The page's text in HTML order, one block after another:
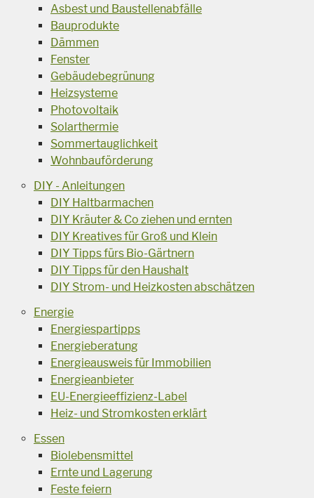
Asbest und Baustellenabfälle
Bauprodukte
Dämmen
Fenster
Gebäudebegrünung
Heizsysteme
Photovoltaik
Solarthermie
Sommertauglichkeit
Wohnbauförderung
DIY - Anleitungen
DIY Haltbarmachen
DIY Kräuter & Co ziehen und ernten
DIY Kreatives für Groß und Klein
DIY Tipps fürs Bio-Gärtnern
DIY Tipps für den Haushalt
DIY Strom- und Heizkosten abschätzen
Energie
Energiespartipps
Energieberatung
Energieausweis für Immobilien
Energieanbieter
EU-Energieeffizienz-Label
Heiz- und Stromkosten erklärt
Essen
Biolebensmittel
Ernte und Lagerung
Feste feiern